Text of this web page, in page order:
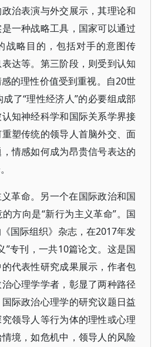
治表演与外交展示，其理论和
一种战略工具，国家可以通过
战略目的，包括对手的意图传
达等。第三阶段，则受到认知
的理性价值受到重视。自20世
了“理性经济人”的必要组成部
知神经科学和国际关系学界接
塑传统的领导人首脑外交、面
情感如何成为昂贵信号表达的
革命。另一个在国际政治和国
方向是“新行为主义革命”。国
国际组织》杂志，在2017年发
”专刊，一共10篇论文。这是国
代表性研究成果展示，作者包
心理学学者，彰显了两种路径
际政治心理学的研究议题日益
领导人等行为体的理性或心理
境，如危机中，领导人的风险